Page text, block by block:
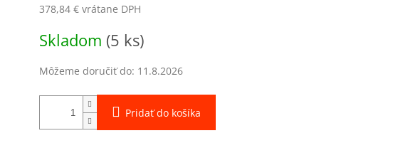
378,84 € vrátane DPH
cena:
Skladom (5 ks)
Môžeme doručiť do: 11.8.2026
Pridať do košíka